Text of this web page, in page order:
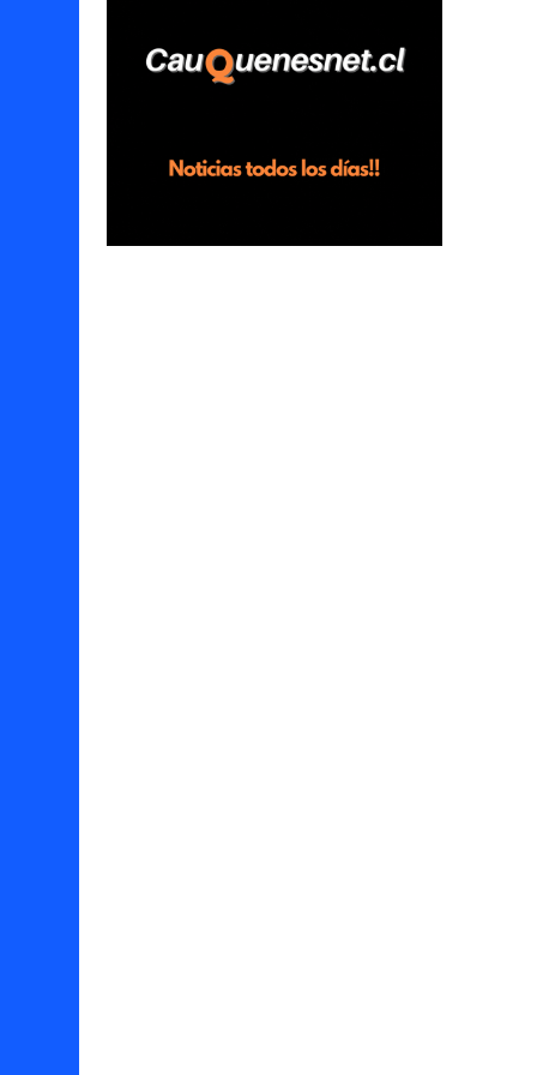
en el sector Dollimbuta, comuna de
Pelluhue. Allí, mientras se encontraba junto
plantación de frutillas, habría sostenido una